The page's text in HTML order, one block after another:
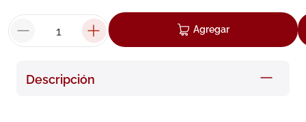
Agregar
Descripción
cerave
7. isdin